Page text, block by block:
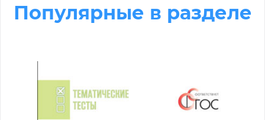
Популярные в разделе